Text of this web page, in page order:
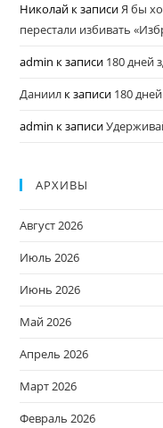
Николай к записиЯ бы
перестали избивать
admin к записи 180 дней
Даниил к записи 180
admin к записи
АРХИВЫ
Август 2026
Июль 2026
Июнь 2026
Май 2026
Апрель 2026
Март 2026
Февраль 2026